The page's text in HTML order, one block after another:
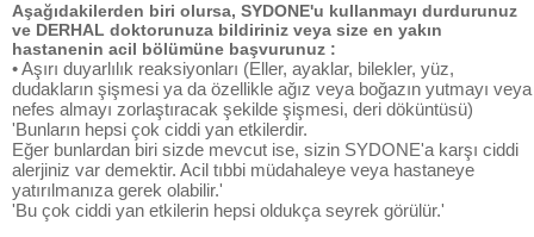
Aşağıdakilerden biri olursa, SYDONE'u kullanmayı durdurunuz
ve DERHAL doktorunuza bildiriniz veya size en yakın
hastanenin acil bölümüne başvurunuz :
• Aşırı duyarlılık reaksiyonları (Eller, ayaklar, bilekler, yüz,
dudakların şişmesi ya da özellikle ağız veya boğazın yutmayı veya
nefes almayı zorlaştıracak şekilde şişmesi, deri döküntüsü)
'Bunların hepsi çok ciddi yan etkilerdir.
Eğer bunlardan biri sizde mevcut ise, sizin SYDONE'a karşı ciddi
alerjiniz var demektir. Acil tıbbi müdahaleye veya hastaneye
yatırılmanıza gerek olabilir.'
'Bu çok ciddi yan etkilerin hepsi oldukça seyrek görülür.'